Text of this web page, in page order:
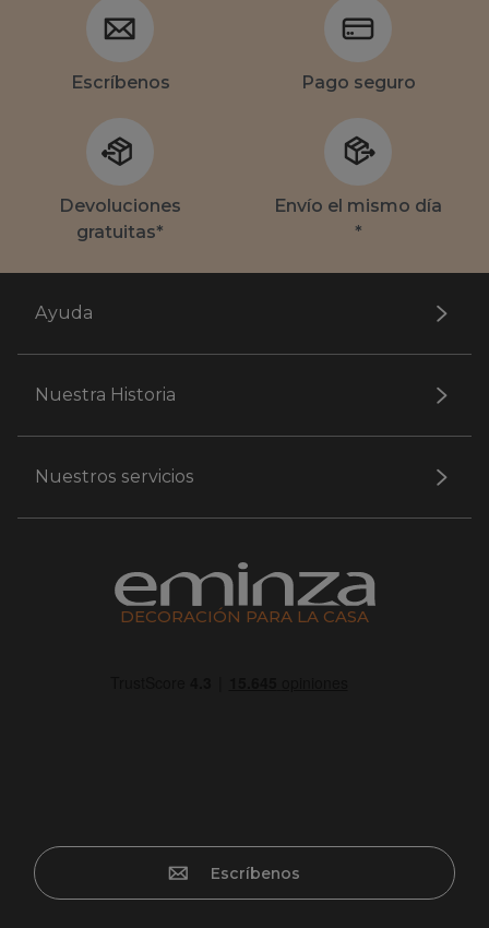
Escríbenos Pago seguro
Devoluciones
gratuitas*
Envío el mismo día
*
Ayuda
Nuestra Historia
Nuestros servicios
DECORACIÓN PARA LA CASA
Escríbenos